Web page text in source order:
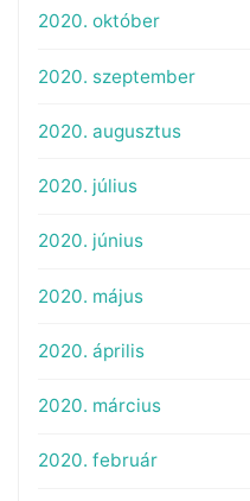
2020. október
2020. szeptember
2020. augusztus
2020. július
2020. június
2020. május
2020. április
2020. március
2020. február